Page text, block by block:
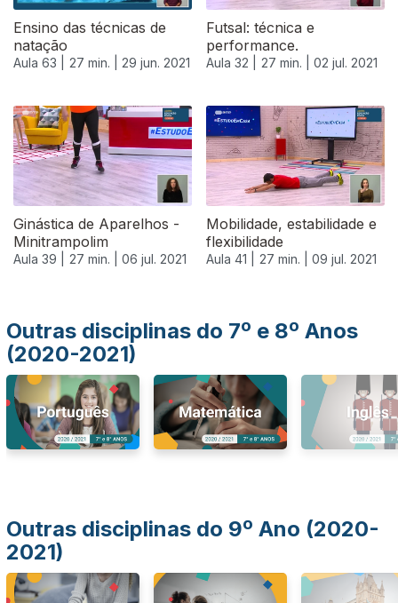
Ensino das técnicas de
natação
Aula 63 | 27 min. | 29 jun. 2021
Futsal: técnica e
performance.
Aula 32 | 27 min. | 02 jul. 2021
Ginástica de Aparelhos -
Minitrampolim
Aula 39 | 27 min. | 06 jul. 2021
Mobilidade, estabilidade e
flexibilidade
Aula 41 | 27 min. | 09 jul. 2021
556641
Outras disciplinas do 7º e 8º Anos
(2020-2021)
Outras disciplinas do 9º Ano (2020-
2021)